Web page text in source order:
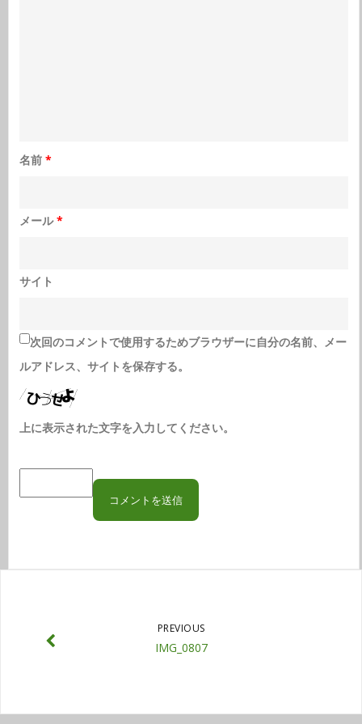
名前 *
メール*
サイト
次回のコメントで使用するためブラウザーに自分の名前、メー
ルアドレス、サイトを保存する。
上に表示された文字を入力してください。
PREVIOUS
IMG_0807